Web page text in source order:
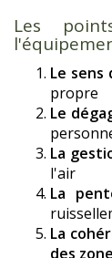
Les
Le sens
propre
Le
La
l'air
La
La
des